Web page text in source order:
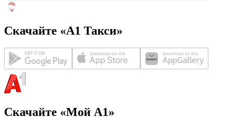
Скачайте «А1 Такси»
Скачайте «Мой А1»